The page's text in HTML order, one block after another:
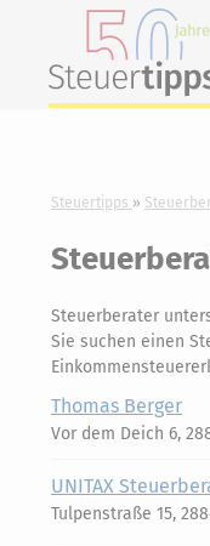
Steuertipps
Steuerberater
Sie suchen einen
Thomas Berger
Vor dem Deich 6,
UNITAX
Tulpenstraße 15,